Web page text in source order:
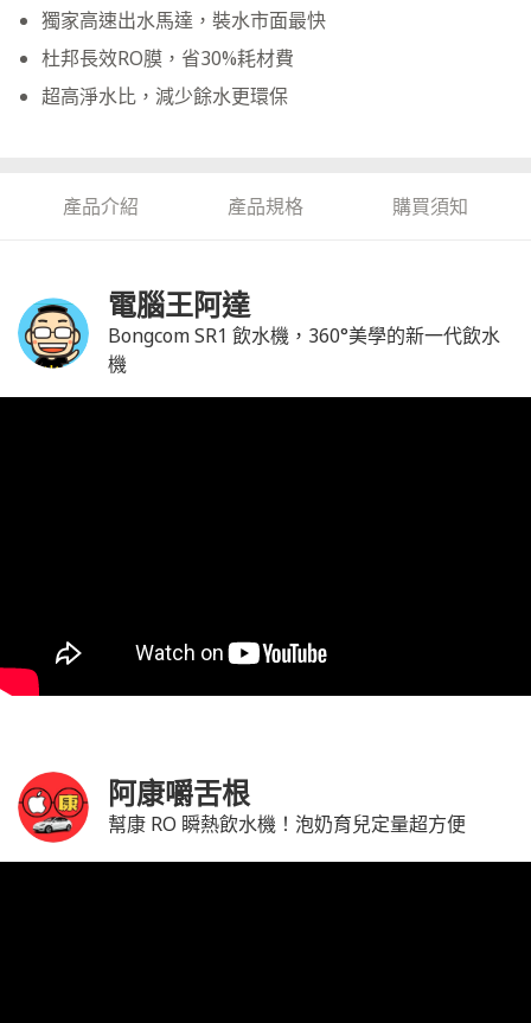
獨家高速出水馬達，裝水市面最快
杜邦長效RO膜，省30%耗材費
超高淨水比，減少餘水更環保
產品介紹 產品規格 購買須知
電腦王阿達
Bongcom SR1 飲水機，360°美學的新一代飲水
機
阿康嚼舌根
幫康 RO 瞬熱飲水機！泡奶育兒定量超方便